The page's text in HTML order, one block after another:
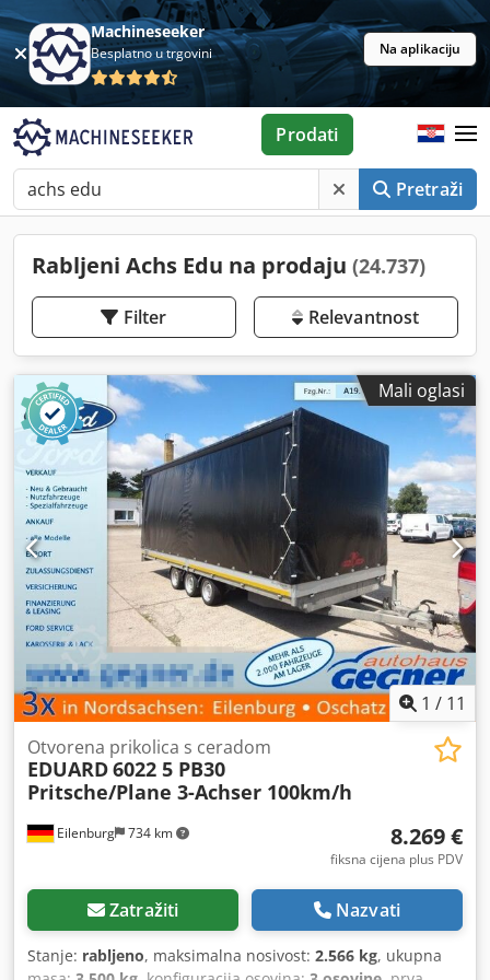
Machineseeker
Besplatno u trgovini Na aplikaciju
Pretraži
Prodati
Rabljeni Achs Edu na prodaju (24.737)
Filter Relevantnost
Mali oglasi
1 / 11
Eilenburg 734 km
Otvorena prikolica s ceradom
EDUARD6022 5 PB30
Pritsche/Plane 3-Achser 100km/h
8.269 €
fiksna cijena plus PDV
Zatražiti Nazvati
Stanje: rabljeno, maksimalna nosivost: 2.566 kg, ukupna